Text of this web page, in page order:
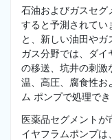
石油およびガスセグ
すると予測されてい
と、新しい油田や
ガス分野では、ダイ
の移送、坑井の刺激
温、高圧、腐食性お
ム ポンプで処理でき
医薬品セグメント
イヤフラムポンプは